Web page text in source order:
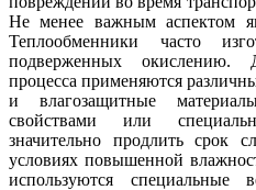
Не менее важным аспектом
Теплообменники часто
подверженных окислению.
процесса применяются
и влагозащитные
свойствами или
значительно продлить срок
условиях повышенной
используются